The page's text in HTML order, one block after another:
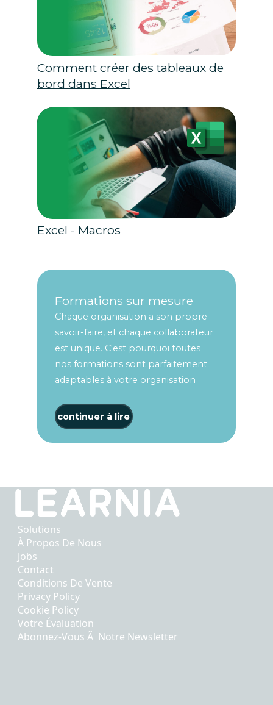
Comment créer des tableaux de
bord dans Excel
Excel - Macros
Formations sur mesure
Chaque organisation a son propre
savoir-faire, et chaque collaborateur
est unique. C'est pourquoi toutes
nos formations sont parfaitement
adaptables à votre organisation
continuer à lire
Solutions
À Propos De Nous
Jobs
Contact
Conditions De Vente
Privacy Policy
Cookie Policy
Votre Évaluation
Abonnez-Vous Ã Notre Newsletter